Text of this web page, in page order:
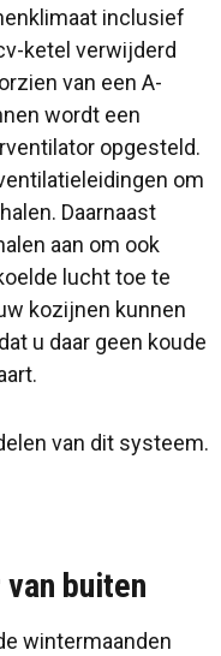
inclusief
ketel verwijderd
van een A-
wordt een
opgesteld.
om
Daarnaast
aan om ook
lucht toe te
kozijnen kunnen
u daar geen koude
van dit systeem.
buiten
wintermaanden